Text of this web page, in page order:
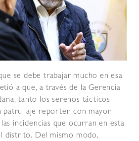
se debe trabajar mucho en esa
a que, a través de la Gerencia
tanto los serenos tácticos
patrullaje reporten con mayor
incidencias que ocurran en esta
distrito. Del mismo modo,